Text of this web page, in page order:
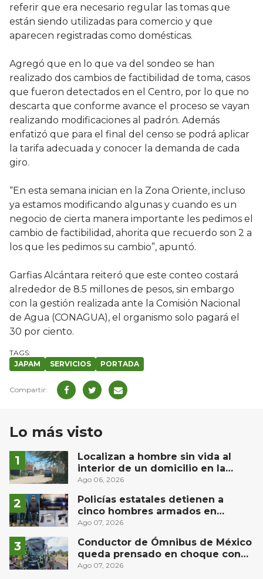
referir que era necesario regular las tomas que
están siendo utilizadas para comercio y que
aparecen registradas como domésticas.
Agregó que en lo que va del sondeo se han
realizado dos cambios de factibilidad de toma, casos
que fueron detectados en el Centro, por lo que no
descarta que conforme avance el proceso se vayan
realizando modificaciones al padrón. Además
enfatizó que para el final del censo se podrá aplicar
la tarifa adecuada y conocer la demanda de cada
giro.
“En esta semana inician en la Zona Oriente, incluso
ya estamos modificando algunas y cuando es un
negocio de cierta manera importante les pedimos el
cambio de factibilidad, ahorita que recuerdo son 2 a
los que les pedimos su cambio”, apuntó.
Garfias Alcántara reiteró que este conteo costará
alrededor de 8.5 millones de pesos, sin embargo
con la gestión realizada ante la Comisión Nacional
de Agua (CONAGUA), el organismo solo pagará el
30 por ciento.
JAPAM SERVICIOS PORTADA
Lo más visto
Localizan a hombre sin vida al
interior de un domicilio en la
comunidad El Rodeo, San Juan del
Ago 06, 2026
Policías estatales detienen a
cinco hombres armados en
Puebla capital
Ago 07, 2026
Conductor de Ómnibus de México
queda prensado en choque con
materialista en San Juan del Río
Ago 07, 2026